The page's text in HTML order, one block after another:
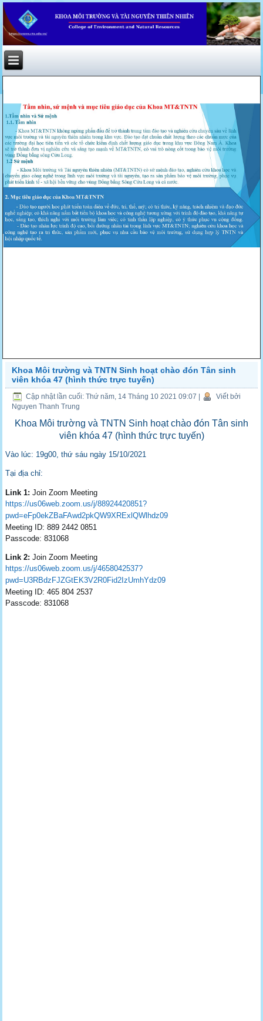
Khoa Môi trường và TNTN Sinh hoạt chào đón Tân sinh
viên khóa 47 (hình thức trực tuyến)
Cập nhật lần cuối: Thứ năm, 14 Tháng 10 2021 09:07
Viết bởi
Nguyen Thanh Trung
Khoa Môi trường và TNTN Sinh hoạt chào đón Tân sinh
viên khóa 47 (hình thức trực tuyến)
Vào lúc: 19g00, thứ sáu ngày 15/10/2021
Tại địa chỉ:
Link 1: Join Zoom Meeting
https://us06web.zoom.us/j/88924420851?
pwd=eFp0ekZBaFAwd2pkQW9XRExlQWlhdz09
Meeting ID: 889 2442 0851
Passcode: 831068
Link 2: Join Zoom Meeting
https://us06web.zoom.us/j/4658042537?
pwd=U3RBdzFJZGtEK3V2R0Fid2IzUmhYdz09
Meeting ID: 465 804 2537
Passcode: 831068